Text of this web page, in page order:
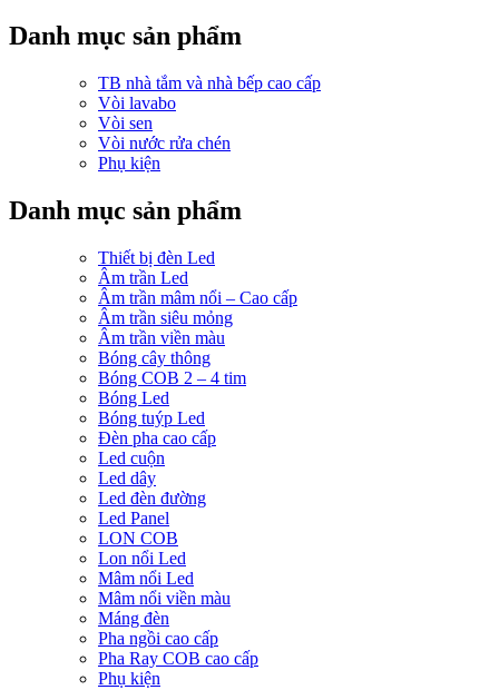
Danh mục sản phẩm
TB nhà tắm và nhà bếp cao cấp
Vòi lavabo
Vòi sen
Vòi nước rửa chén
Phụ kiện
Danh mục sản phẩm
Thiết bị đèn Led
Âm trần Led
Âm trần mâm nổi – Cao cấp
Âm trần siêu mỏng
Âm trần viền màu
Bóng cây thông
Bóng COB 2 – 4 tim
Bóng Led
Bóng tuýp Led
Đèn pha cao cấp
Led cuộn
Led dây
Led đèn đường
Led Panel
LON COB
Lon nổi Led
Mâm nổi Led
Mâm nổi viền màu
Máng đèn
Pha ngồi cao cấp
Pha Ray COB cao cấp
Phụ kiện